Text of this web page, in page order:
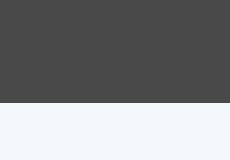
ich ogromna różnorodność.
jakości i zostały